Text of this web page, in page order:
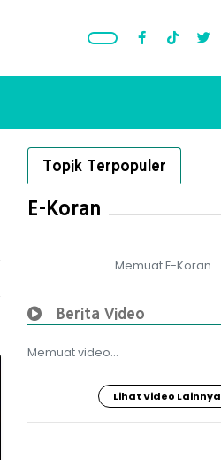
Topik Terpopuler
E-Koran
Memuat E-Koran...
Berita Video
Memuat video...
Lihat Video Lainnya